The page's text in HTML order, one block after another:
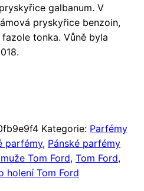
galbanum. V
pryskyřice benzoin,
tonka. Vůně byla
Kategorie: Parfémy
parfémy, Pánské parfémy
Tom Ford, Tom Ford,
holení Tom Ford